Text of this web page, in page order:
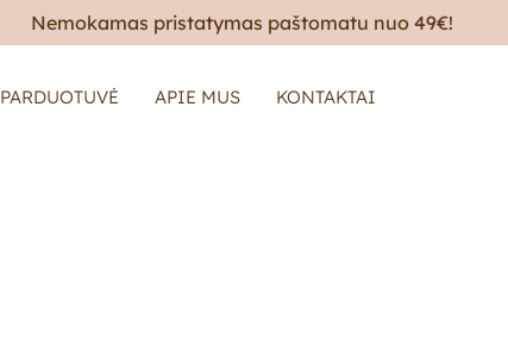
Nemokamas pristatymas paštomatu nuo 49€!
PARDUOTUVĖ APIE MUS KONTAKTAI